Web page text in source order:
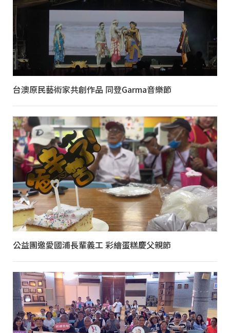
台澳原民藝術家共創作品 同登Garma音樂節
公益團邀愛國浦長輩義工 彩繪蛋糕慶父親節